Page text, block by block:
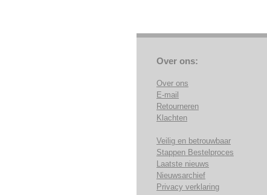
Over ons:
Over ons
E-mail
Retourneren
Klachten
Veilig en betrouwbaar
Stappen Bestelproces
Laatste nieuws
Nieuwsarchief
Privacy verklaring